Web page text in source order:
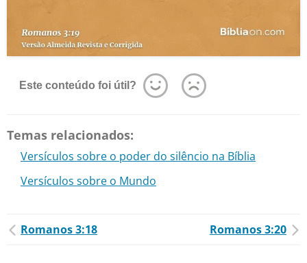
Este conteúdo foi útil?
Temas relacionados:
Versículos sobre o poder do silêncio na Bíblia
Versículos sobre o Mundo
Romanos 3:18 Romanos 3:20